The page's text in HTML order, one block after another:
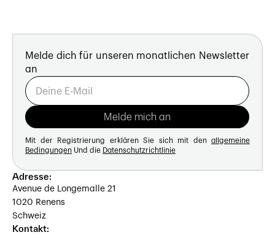
Melde dich für unseren monatlichen Newsletter
an
Mit der Registrierung erklären Sie sich mit den allgemeine
Bedingungen Und die Datenschutzrichtlinie
Adresse:
Avenue de Longemalle 21
1020 Renens
Schweiz
Kontakt: